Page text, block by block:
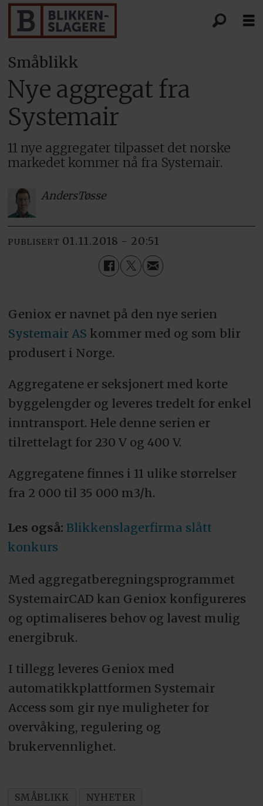
Småblikk
Nye aggregat fra
Systemair
11 nye aggregater tilpasset det norske
markedet kommer nå fra Systemair.
AndersTøsse
PUBLISERT 01.11.2018 - 20:51
Geniox er navnet på den nye serien
Systemair AS kommer med og som blir
produsert i Norge.
Aggregatene er seksjonert med korte
byggelengder og leveres tredelt for enkel
inntransport. Hele denne serien er
tilrettelagt for 230 V og 400 V.
Aggregatene finnes i 11 ulike størrelser
fra 2 000 til 35 000 m3/h.
Les også: Blikkenslagerfirma slått
konkurs
Med aggregatberegningsprogrammet
SystemairCAD kan Geniox konfigureres
og optimaliseres behov og lavest mulig
energibruk.
I tillegg leveres Geniox med
automatikkplattformen Systemair
Access som gir nye muligheter for
overvåking, regulering og
brukervennlighet.
SMÅBLIKK NYHETER